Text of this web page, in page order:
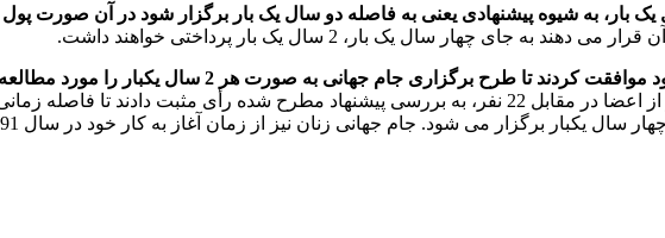
یک بار، به شیوه پیشنهادی یعنی به فاصله دو سال یک بار برگزار شود در آن صورت
جای چهار سال یک بار، 2 سال یک بار پرداختی خواهند داشت.
اعضای کنگره فیفا در هفتاد و یکمین جلسه خود